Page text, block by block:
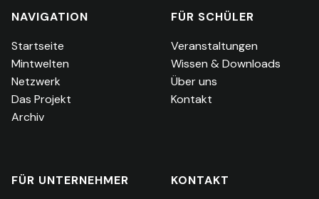
NAVIGATION
Startseite
Mintwelten
Netzwerk
Das Projekt
Archiv
FÜR SCHÜLER
Veranstaltungen
Wissen & Downloads
Über uns
Kontakt
FÜR UNTERNEHMER
KONTAKT